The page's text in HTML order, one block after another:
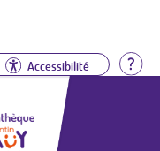
Accessibilité